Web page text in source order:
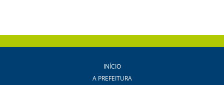
INÍCIO
A PREFEITURA